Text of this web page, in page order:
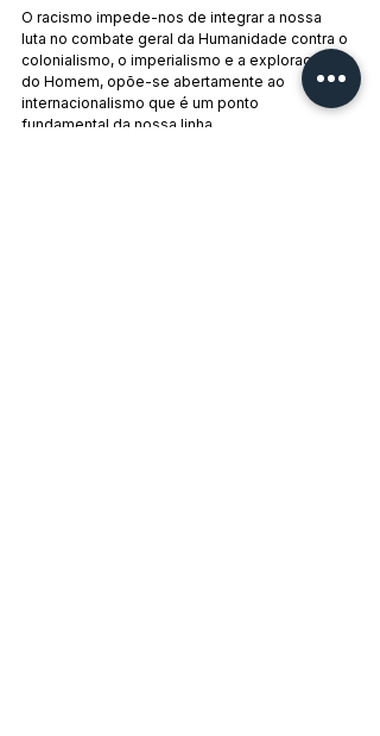
O racismo impede-nos de integrar a nossa
luta no combate geral da Humanidade contra o
colonialismo, o imperialismo e a exploração
do Homem, opõe-se abertamente ao
internacionalismo que é um ponto
fundamental da nossa linha.